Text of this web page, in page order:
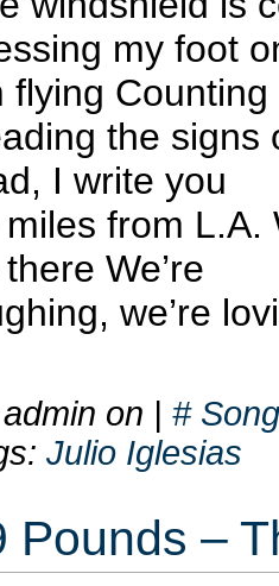
my foot
flying
the signs
I write you
from L.A.
We’re
we’re
on
#
Julio Iglesias
Pounds –